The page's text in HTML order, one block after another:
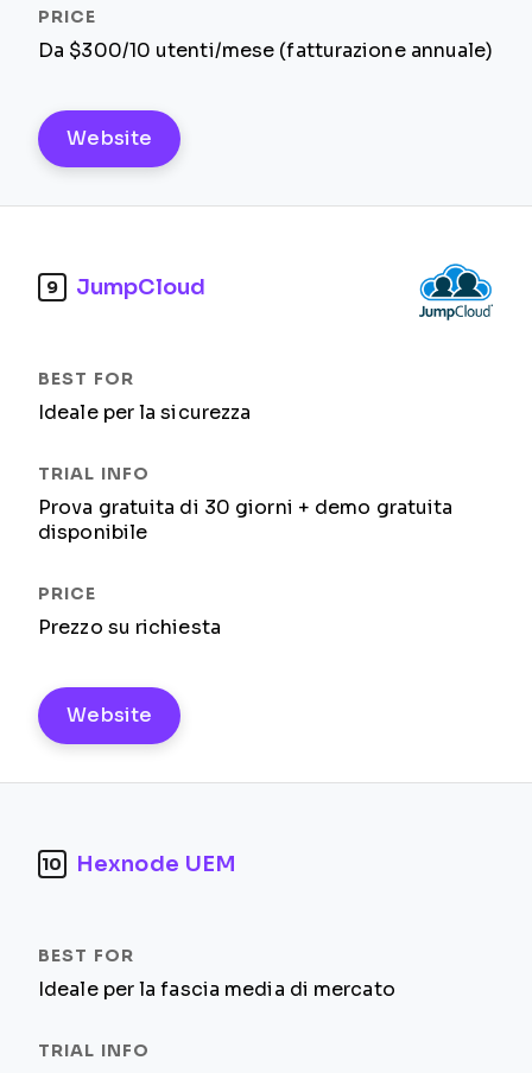
Da $300/10 utenti/mese (fatturazione annuale)
Website
9 JumpCloud
Ideale per la sicurezza
Prova gratuita di 30 giorni + demo gratuita
disponibile
Prezzo su richiesta
Website
10 Hexnode UEM
Ideale per la fascia media di mercato